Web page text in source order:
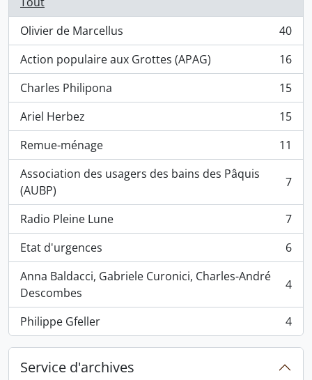
Olivier de Marcellus
, 40 résultats
40
Action populaire aux Grottes (APAG)
, 16 résultats
16
Charles Philipona
, 15 résultats
15
Ariel Herbez
, 15 résultats
15
Remue-ménage
, 11 résultats
11
Association des usagers des bains des Pâquis
(AUBP)
, 7 résultats 7
Radio Pleine Lune
, 7 résultats
7
Etat d'urgences
, 6 résultats
6
Anna Baldacci, Gabriele Curonici, Charles-André
Descombes
, 4 résultats 4
Philippe Gfeller
, 4 résultats 4
Service d'archives